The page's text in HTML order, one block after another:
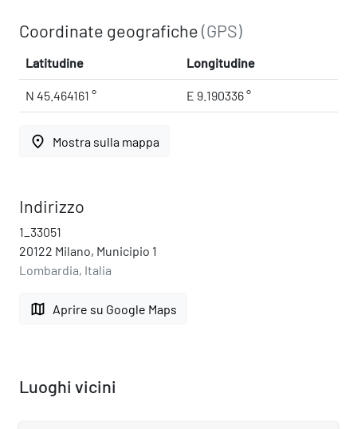
Coordinate geografiche(GPS)
Latitudine Longitudine
N 45.464161 ° E 9.190336 °
place Mostra sulla mappa
Indirizzo
1_33051
20122 Milano, Municipio 1
Lombardia, Italia
map Aprire su Google Maps
Luoghi vicini